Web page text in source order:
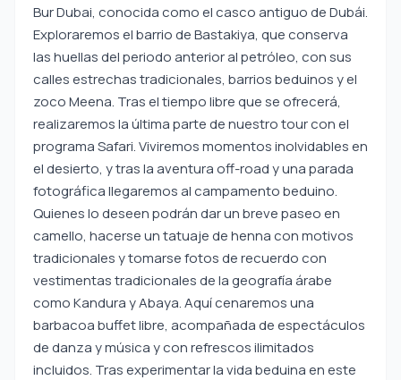
Bur Dubai, conocida como el casco antiguo de Dubái.
Exploraremos el barrio de Bastakiya, que conserva
las huellas del periodo anterior al petróleo, con sus
calles estrechas tradicionales, barrios beduinos y el
zoco Meena. Tras el tiempo libre que se ofrecerá,
realizaremos la última parte de nuestro tour con el
programa Safari. Viviremos momentos inolvidables en
el desierto, y tras la aventura off-road y una parada
fotográfica llegaremos al campamento beduino.
Quienes lo deseen podrán dar un breve paseo en
camello, hacerse un tatuaje de henna con motivos
tradicionales y tomarse fotos de recuerdo con
vestimentas tradicionales de la geografía árabe
como Kandura y Abaya. Aquí cenaremos una
barbacoa buffet libre, acompañada de espectáculos
de danza y música y con refrescos ilimitados
incluidos. Tras experimentar la vida beduina en este